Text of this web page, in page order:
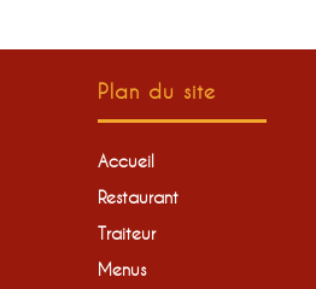
Plan du site
Accueil
Restaurant
Traiteur
Menus